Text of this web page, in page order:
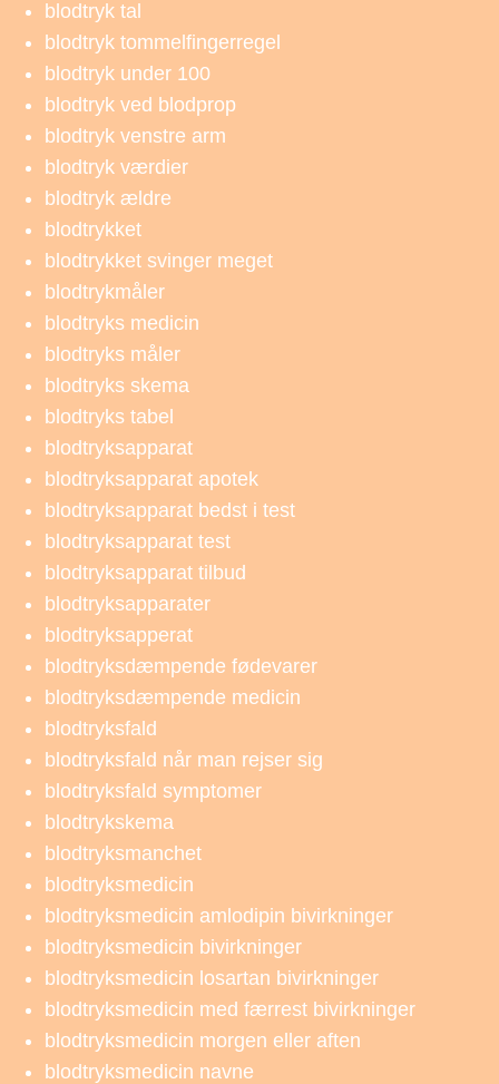
blodtryk tal
blodtryk tommelfingerregel
blodtryk under 100
blodtryk ved blodprop
blodtryk venstre arm
blodtryk værdier
blodtryk ældre
blodtrykket
blodtrykket svinger meget
blodtrykmåler
blodtryks medicin
blodtryks måler
blodtryks skema
blodtryks tabel
blodtryksapparat
blodtryksapparat apotek
blodtryksapparat bedst i test
blodtryksapparat test
blodtryksapparat tilbud
blodtryksapparater
blodtryksapperat
blodtryksdæmpende fødevarer
blodtryksdæmpende medicin
blodtryksfald
blodtryksfald når man rejser sig
blodtryksfald symptomer
blodtrykskema
blodtryksmanchet
blodtryksmedicin
blodtryksmedicin amlodipin bivirkninger
blodtryksmedicin bivirkninger
blodtryksmedicin losartan bivirkninger
blodtryksmedicin med færrest bivirkninger
blodtryksmedicin morgen eller aften
blodtryksmedicin navne